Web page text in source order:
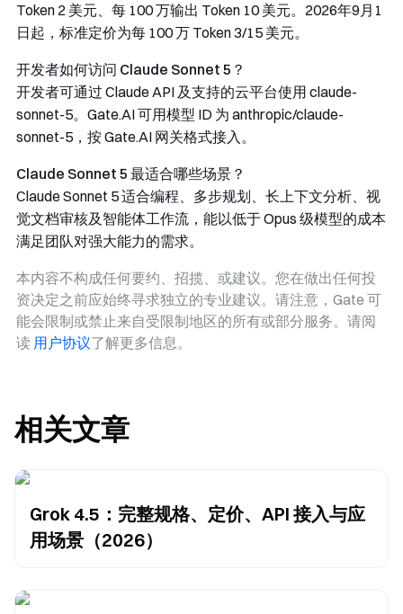
Token 2 美元、每 100 万输出 Token 10 美元。2026年9月1
日起，标准定价为每 100 万 Token 3/15 美元。
开发者如何访问 Claude Sonnet 5？
开发者可通过 Claude API 及支持的云平台使用 claude-
sonnet-5。Gate.AI 可用模型 ID 为 anthropic/claude-
sonnet-5 ，按 Gate.AI 网关格式接入。
Claude Sonnet 5 最适合哪些场景？
Claude Sonnet 5 适合编程、多步规划、长上下文分析、视
觉文档审核及智能体工作流，能以低于 Opus 级模型的成本
满足团队对强大能力的需求。
本内容不构成任何要约、招揽、或建议。您在做出任何投
资决定之前应始终寻求独立的专业建议。请注意，Gate 可
能会限制或禁止来自受限制地区的所有或部分服务。请阅
读 用户协议了解更多信息。
相关文章
Grok 4.5：完整规格、定价、API 接入与应
用场景（2026）